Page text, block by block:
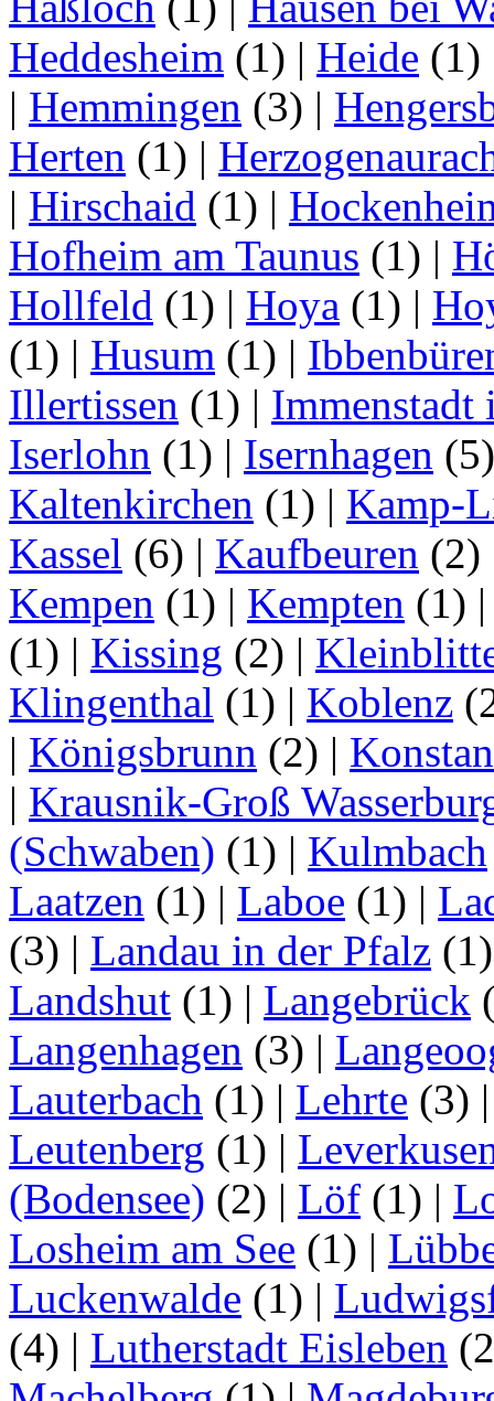
Heddesheim (1) | Heide (1)
| Hemmingen (3) |
Herten (1) |
| Hirschaid (1) |
Hofheim am Taunus (1) |
Hollfeld (1) | Hoya (1) |
(1) | Husum (1) |
Illertissen (1) | Immenstadt
Iserlohn (1) | Isernhagen
Kaltenkirchen (1) | Kamp-
Kassel (6) | Kaufbeuren (2)
Kempen (1) | Kempten (1)
(1) | Kissing (2) |
Klingenthal (1) | Koblenz
| Königsbrunn (2) |
| Krausnik-Groß
(Schwaben) (1) | Kulmbach
Laatzen (1) | Laboe (1) |
(3) | Landau in der Pfalz
Landshut (1) | Langebrück
Langenhagen (3) |
Lauterbach (1) | Lehrte (3)
Leutenberg (1) |
(Bodensee) (2) | Löf (1) |
Losheim am See (1) |
Luckenwalde (1) |
(4) | Lutherstadt Eisleben